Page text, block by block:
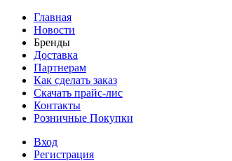
Главная
Новости
Бренды
Доставка
Партнерам
Как сделать заказ
Скачать прайс-лис
Контакты
Розничные Покупки
Вход
Регистрация